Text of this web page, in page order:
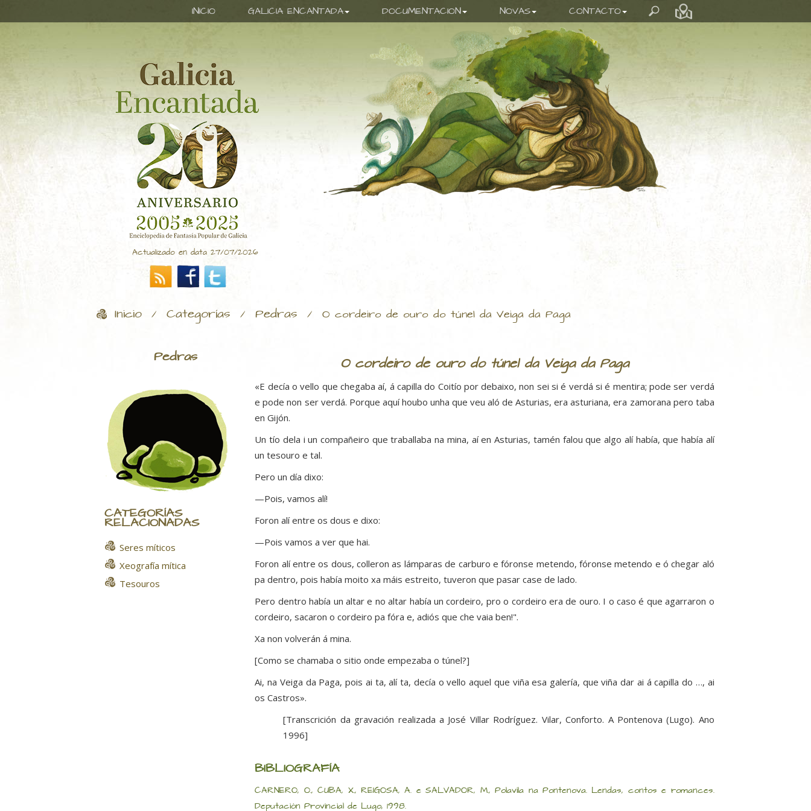
INICIO GALICIA ENCANTADA DOCUMENTACION NOVAS CONTACTO
Actualizado en data 27/07/2026
Inicio / Categorías / Pedras / O cordeiro de ouro do túnel da Veiga da Paga
Pedras
CATEGORÍAS
RELACIONADAS
Seres míticos
Xeografía mítica
Tesouros
O cordeiro de ouro do túnel da Veiga da Paga
«E decía o vello que chegaba aí, á capilla do Coitío por debaixo, non sei si é verdá si é mentira; pode ser verdá
e pode non ser verdá. Porque aquí houbo unha que veu aló de Asturias, era asturiana, era zamorana pero taba
en Gijón.
Un tío dela i un compañeiro que traballaba na mina, aí en Asturias, tamén falou que algo alí había, que había alí
un tesouro e tal.
Pero un día dixo:
—Pois, vamos alí!
Foron alí entre os dous e dixo:
—Pois vamos a ver que hai.
Foron alí entre os dous, colleron as lámparas de carburo e fóronse metendo, fóronse metendo e ó chegar aló
pa dentro, pois había moito xa máis estreito, tuveron que pasar case de lado.
Pero dentro había un altar e no altar había un cordeiro, pro o cordeiro era de ouro. I o caso é que agarraron o
cordeiro, sacaron o cordeiro pa fóra e, adiós que che vaia ben!".
Xa non volverán á mina.
[Como se chamaba o sitio onde empezaba o túnel?]
Ai, na Veiga da Paga, pois ai ta, alí ta, decía o vello aquel que viña esa galería, que viña dar ai á capilla do …, ai
os Castros».
[Transcrición da gravación realizada a José Villar Rodríguez. Vilar, Conforto. A Pontenova (Lugo). Ano
1996]
BIBLIOGRAFÍA
CARNERO, O., CUBA, X., REIGOSA, A. e SALVADOR, M., Polavila na Pontenova. Lendas, contos e romances.
Deputación Provincial de Lugo, 1998.